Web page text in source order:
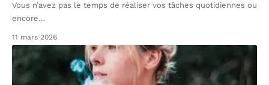
Vous n’avez pas le temps de réaliser vos tâches quotidiennes ou
encore…
11 mars 2026